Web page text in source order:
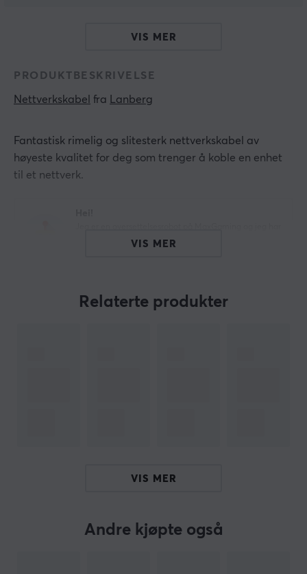
VIS MER
PRODUKTBESKRIVELSE
Nettverkskabel fra Lanberg
Fantastisk rimelig og slitesterk nettverkskabel av
høyeste kvalitet for deg som trenger å koble en enhet
til et nettverk.
oversatt denne produktteksten. Hvis du opplever feil i
ARTIKKELNUMMER
varemerket bygger på kontinuerlig kvalitetsforbedring
kontinuerlig tilvekst.
VIS MER
Relaterte produkter
VIS MER
Andre kjøpte også